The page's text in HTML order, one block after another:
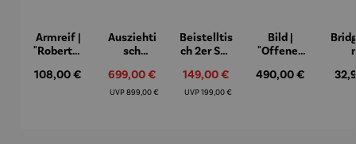
Armreif |
"Roberta"
Mütz
Regulärer Preis:
108,00 €
Ausziehti
sch
m – Valor
Verkaufspreis:
699,00 €
UVP Regulärer Preis:
899,00 €
Beistelltis
ch 2er Set
Verkaufspreis:
149,00 €
UVPRegulärer Preis:
199,00 €
Bild |
"Offenes
Collioure"
Regulärer Preis:
490,00 €